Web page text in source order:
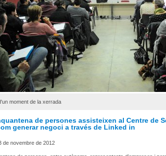
moment de la xerrada
de persones assisteixen al Centre de
generar negoci a través de Linked in
de novembre de 2012